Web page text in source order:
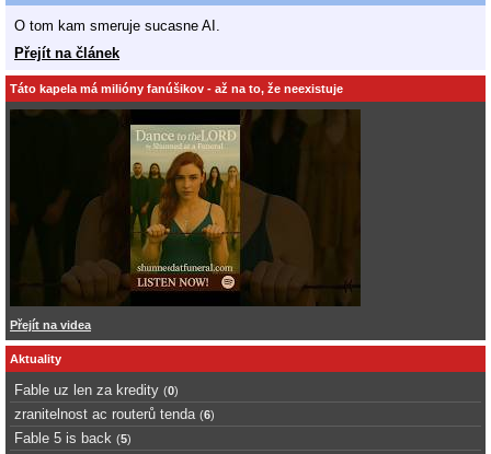
O tom kam smeruje sucasne AI.
Přejít na článek
Táto kapela má milióny fanúšikov - až na to, že neexistuje
Přejít na videa
Aktuality
Fable uz len za kredity (0)
zranitelnost ac routerů tenda (6)
Fable 5 is back (5)